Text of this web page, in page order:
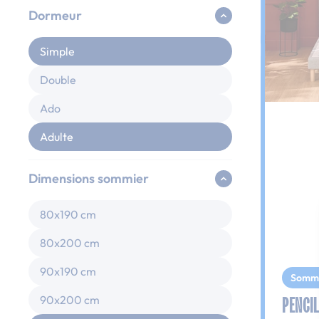
Dormeur
Simple
Double
Ado
Adulte
Dimensions sommier
80x190 cm
80x200 cm
90x190 cm
90x200 cm
PENCIL